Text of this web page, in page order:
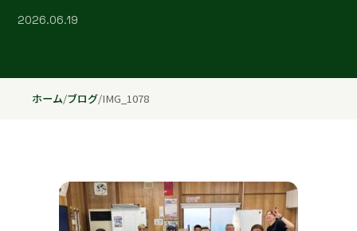
2026.06.19
ホーム/ブログ/IMG_1078